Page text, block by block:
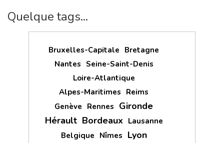
Quelque tags...
Bruxelles-Capitale Bretagne
Nantes Seine-Saint-Denis
Loire-Atlantique
Alpes-Maritimes Reims
Genève Rennes Gironde
Hérault Bordeaux Lausanne
Belgique Nîmes Lyon